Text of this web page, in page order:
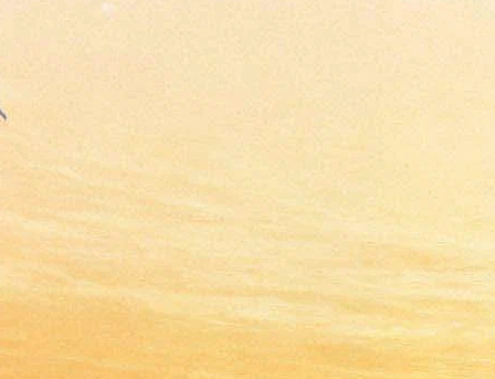
Приостановлена работа над
спин-оффами «Звездных
войн»